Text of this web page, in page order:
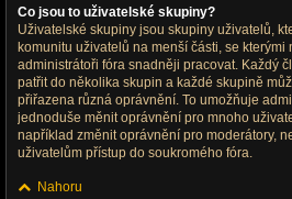
Co jsou to uživatelské skupiny?
Uživatelské skupiny jsou skupiny uživatelů,
komunitu uživatelů na menší části, se kterými
administrátoři fóra snadněji pracovat. Každý
patřit do několika skupin a každé skupině
přiřazena různá oprávnění. To umožňuje
jednoduše měnit oprávnění pro mnoho
například změnit oprávnění pro moderátory,
uživatelům přístup do soukromého fóra.
Nahoru